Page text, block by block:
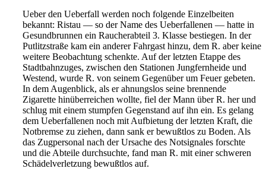
Ueber den Ueberfall werden noch folgende Einzelbeiten
bekannt: Ristau — so der Name des Ueberfallenen — hatte in
Gesundbrunnen ein Raucherabteil 3. Klasse bestiegen. In der
Putlitzstraße kam ein anderer Fahrgast hinzu, dem R. aber keine
weitere Beobachtung schenkte. Auf der letzten Etappe des
Stadtbahnzuges, zwischen den Stationen Jungfernheide und
Westend, wurde R. von seinem Gegenüber um Feuer gebeten.
In dem Augenblick, als er ahnungslos seine brennende
Zigarette hinüberreichen wollte, fiel derMann über R. her und
schlug mit einem stumpfen Gegenstand aufihn ein. Es gelang
dem Ueberfallenen noch mit Aufbietung derletzten Kraft, die
Notbremse zu ziehen, dann sank er bewußtlos zu Boden. Als
das Zugpersonal nach der Ursache des Notsignales forschte
und die Abteile durchsuchte, fand man R. mit einer schweren
Schädelverletzung bewußtlos auf.